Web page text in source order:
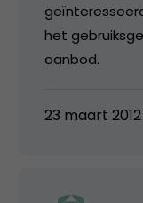
het
aanbod.
23 maart